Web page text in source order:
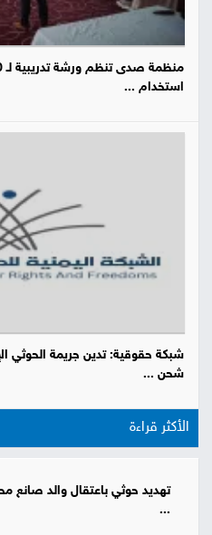
استخدام ...
شبكة حقوقية: تدين جريمة الحوثي
شحن ...
الأكثر قراءة
تهديد حوثي باعتقال والد صانع
...